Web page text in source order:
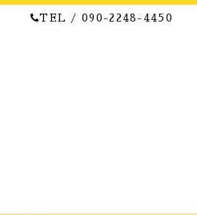
TEL / 090-2248-4450